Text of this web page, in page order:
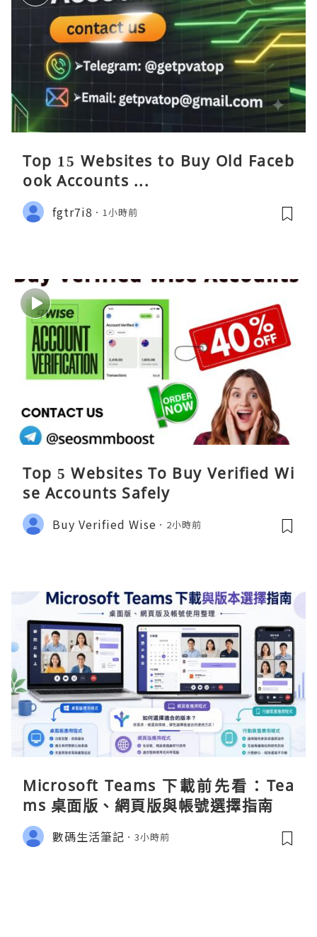
Top 15 Websites to Buy Old Faceb
ook Accounts ...
fgtr7i8 1小時前
Top 5 Websites To Buy Verified Wi
se Accounts Safely
Buy Verified Wise 2小時前
Microsoft Teams 下載前先看：Tea
ms 桌面版、網頁版與帳號選擇指南
數碼生活筆記 3小時前